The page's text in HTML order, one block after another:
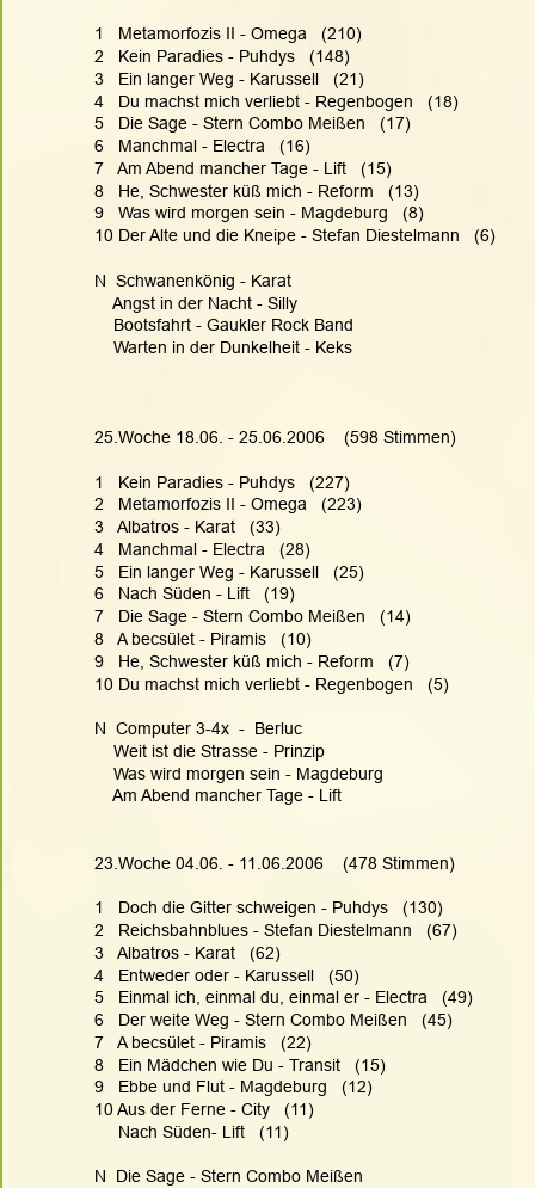
1   Metamorfozis II - Omega   (210)
2   Kein Paradies - Puhdys   (148)
3   Ein langer Weg - Karussell   (21)
4   Du machst mich verliebt - Regenbogen   (18)
5   Die Sage - Stern Combo Meißen   (17)
6   Manchmal - Electra   (16)
7   Am Abend mancher Tage - Lift   (15)
8   He, Schwester küß mich - Reform   (13)
9   Was wird morgen sein - Magdeburg   (8)
10 Der Alte und die Kneipe - Stefan Diestelmann   (6)
N  Schwanenkönig - Karat
    Angst in der Nacht - Silly
    Bootsfahrt - Gaukler Rock Band
    Warten in der Dunkelheit - Keks
25.Woche 18.06. - 25.06.2006    (598 Stimmen)
1   Kein Paradies - Puhdys   (227)
2   Metamorfozis II - Omega   (223)
3   Albatros - Karat   (33)
4   Manchmal - Electra   (28)
5   Ein langer Weg - Karussell   (25)
6   Nach Süden - Lift   (19)
7   Die Sage - Stern Combo Meißen   (14)
8   A becsület - Piramis   (10)
9   He, Schwester küß mich - Reform   (7)
10 Du machst mich verliebt - Regenbogen   (5)
N  Computer 3-4x  -  Berluc
    Weit ist die Strasse - Prinzip
    Was wird morgen sein - Magdeburg
    Am Abend mancher Tage - Lift
23.Woche 04.06. - 11.06.2006    (478 Stimmen)
1   Doch die Gitter schweigen - Puhdys   (130)
2   Reichsbahnblues - Stefan Diestelmann   (67)
3   Albatros - Karat   (62)
4   Entweder oder - Karussell   (50)
5   Einmal ich, einmal du, einmal er - Electra   (49)
6   Der weite Weg - Stern Combo Meißen   (45)
7   A becsület - Piramis   (22)
8   Ein Mädchen wie Du - Transit   (15)
9   Ebbe und Flut - Magdeburg   (12)
10 Aus der Ferne - City   (11)
     Nach Süden- Lift   (11)
N  Die Sage - Stern Combo Meißen